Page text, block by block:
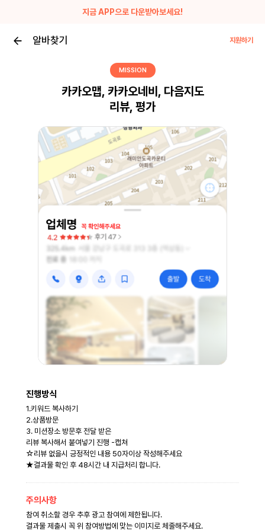
지금 APP으로 다운받아보세요!
알바찾기 지원하기
MISSION
카카오맵, 카카오네비, 다음지도
리뷰, 평가
진행방식
1.키워드 복사하기
2.상품방문
3. 미션장소 방문후 전달 받은
리뷰 복사해서 붙여넣기 진행 -캡쳐
☆리뷰 없을시 긍정적인 내용 50자이상 작성해주세요
★결과물 확인 후 48시간 내 지급처리 합니다.
주의사항
참여 취소할 경우 추후 광고 참여에 제한됩니다.
결과물 제출시 꼭 위 참여방법에 맞는 이미지로 체줄해주세요.